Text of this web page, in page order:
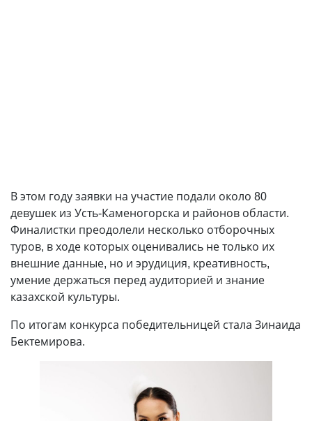
В этом году заявки на участие подали около 80
девушек из Усть-Каменогорска и районов области.
Финалистки преодолели несколько отборочных
туров, в ходе которых оценивались не только их
внешние данные, но и эрудиция, креативность,
умение держаться перед аудиторией и знание
казахской культуры.
По итогам конкурса победительницей стала Зинаида
Бектемирова.